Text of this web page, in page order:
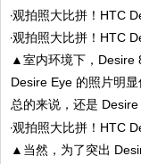
▲室内环境下，Desire
Desire Eye 的照片明
总的来说，还是 Desire
▲当然，为了突出